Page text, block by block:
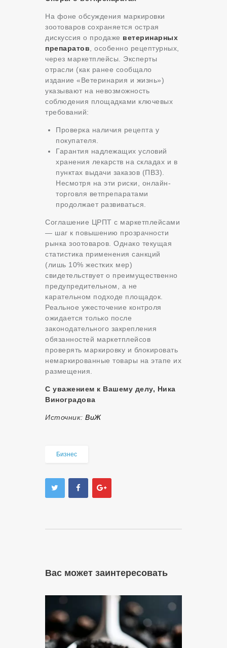
На фоне обсуждения маркировки
зоотоваров сохраняется острая
дискуссия о продаже ветеринарных
препаратов , особенно рецептурных,
через маркетплейсы. Эксперты
отрасли (как ранее сообщало
издание «Ветеринария и жизнь»)
указывают на невозможность
соблюдения площадками ключевых
требований:
Проверка наличия рецепта у
покупателя.
Гарантия надлежащих условий
хранения лекарств на складах и в
пунктах выдачи заказов (ПВЗ).
Несмотря на эти риски, онлайн-
торговля ветпрепаратами
продолжает развиваться.
Соглашение ЦРПТ с маркетплейсами
— шаг к повышению прозрачности
рынка зоотоваров. Однако текущая
статистика применения санкций
(лишь 10% жестких мер)
свидетельствует о преимущественно
предупредительном, а не
карательном подходе площадок.
Реальное ужесточение контроля
ожидается только после
законодательного закрепления
обязанностей маркетплейсов
проверять маркировку и блокировать
немаркированные товары на этапе их
размещения.
С уважением к Вашему делу, Ника
Виноградова
Источник: ВиЖ
Бизнес
Вас может заинтересовать